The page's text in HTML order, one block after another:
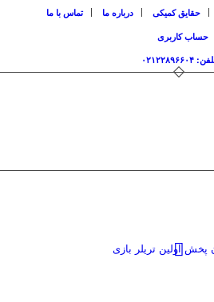
حقایق کمیکی درباره ما
تماس با ما
حساب کاربری
۰۲۱۲۲۸۹۶۶۰۴